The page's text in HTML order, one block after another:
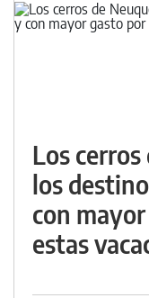
Los
los
con
estas